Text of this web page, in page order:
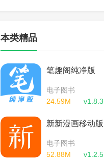
本类精品
笔趣阁纯净版
电子图书
24.59M
v1.8.3
新新漫画移动版
电子图书
52.88M
v1.2.5